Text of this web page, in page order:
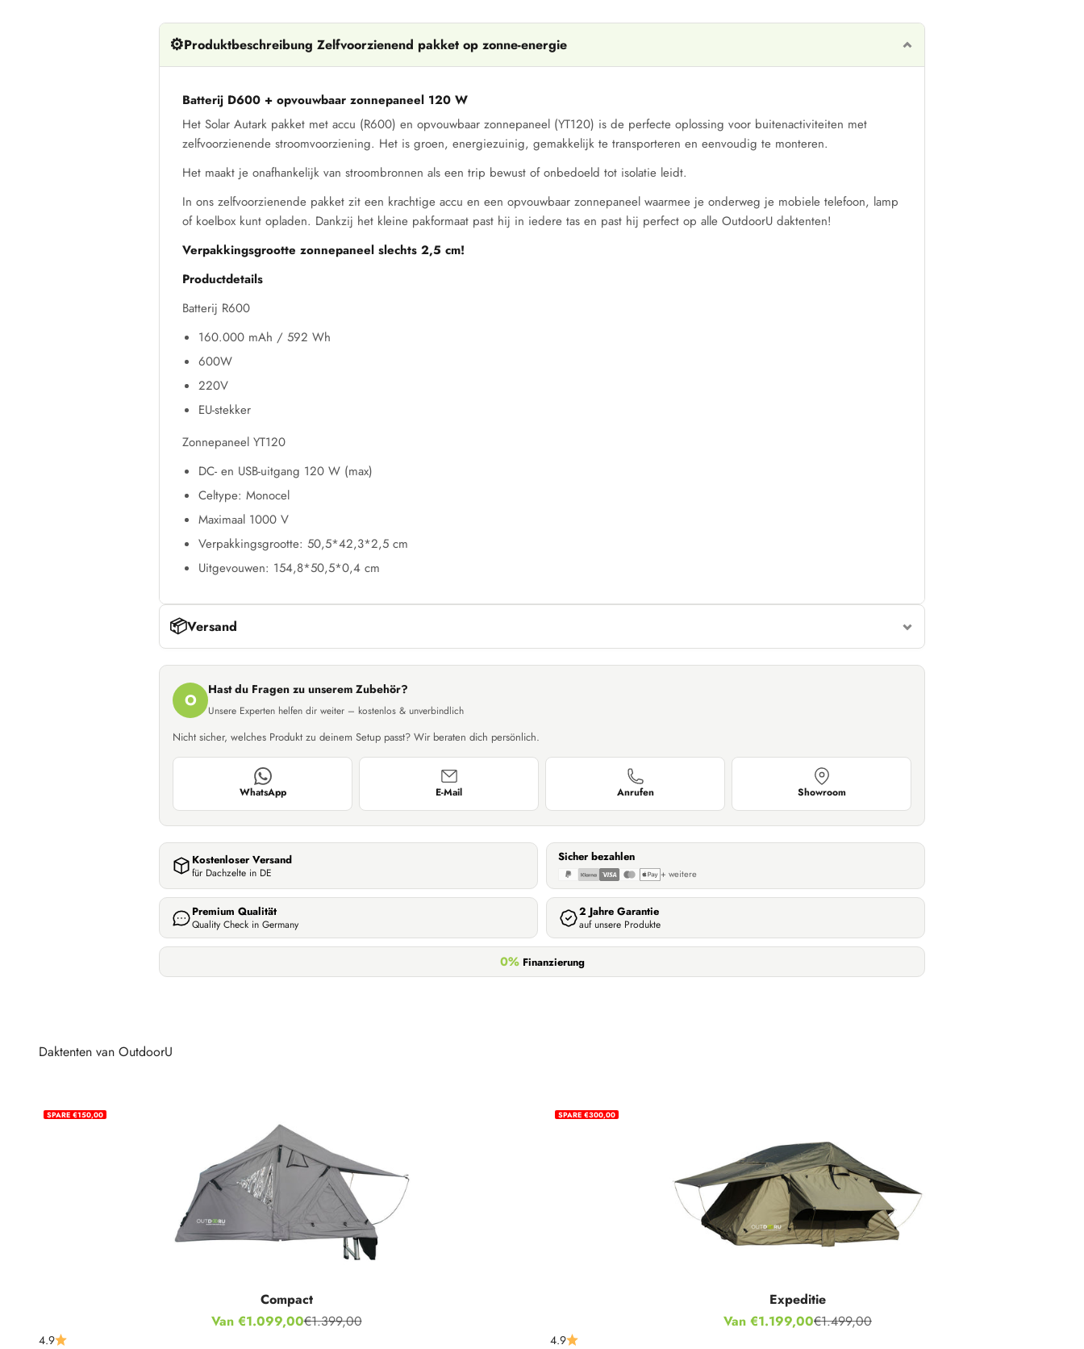
⚙️Produktbeschreibung Zelfvoorzienend pakket op zonne-energie
Batterij D600 + opvouwbaar zonnepaneel 120 W
Het Solar Autark pakket met accu (R600) en opvouwbaar zonnepaneel (YT120) is de perfecte oplossing voor buitenactiviteiten met
zelfvoorzienende stroomvoorziening. Het is groen, energiezuinig, gemakkelijk te transporteren en eenvoudig te monteren.
Het maakt je onafhankelijk van stroombronnen als een trip bewust of onbedoeld tot isolatie leidt.
In ons zelfvoorzienende pakket zit een krachtige accu en een opvouwbaar zonnepaneel waarmee je onderweg je mobiele telefoon, lamp
of koelbox kunt opladen. Dankzij het kleine pakformaat past hij in iedere tas en past hij perfect op alle OutdoorU daktenten!
Verpakkingsgrootte zonnepaneel slechts 2,5 cm!
Productdetails
Batterij R600
160.000 mAh / 592 Wh
600W
220V
EU-stekker
Zonnepaneel YT120
DC- en USB-uitgang 120 W (max)
Celtype: Monocel
Maximaal 1000 V
Verpakkingsgrootte: 50,5*42,3*2,5 cm
Uitgevouwen: 154,8*50,5*0,4 cm
📦Versand
O
Hast du Fragen zu unserem Zubehör?
Unsere Experten helfen dir weiter – kostenlos & unverbindlich
Nicht sicher, welches Produkt zu deinem Setup passt? Wir beraten dich persönlich.
WhatsApp E-Mail Anrufen Showroom
Kostenloser Versand
für Dachzelte in DE
Sicher bezahlen
+ weitere
Premium Qualität
Quality Check in Germany
2 Jahre Garantie
auf unsere Produkte
0%Finanzierung
Daktenten van OutdoorU
SPARE €150,00
Compact
Aanbiedingsprijs
Van €1.099,00Normale prijs
€1.399,00
4.9
SPARE €300,00
Expeditie
Aanbiedingsprijs
Van €1.199,00Normale prijs
€1.499,00
4.9